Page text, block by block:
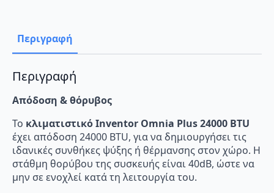
A++/A+++
με
Ιονιστή
WiFi
ποσότητα
Περιγραφή
Περιγραφή
Απόδοση & θόρυβος
Το κλιματιστικό Inventor Omnia Plus 24000 BTU
έχει απόδοση 24000 BTU, για να δημιουργήσει τις
ιδανικές συνθήκες ψύξης ή θέρμανσης στον χώρο. Η
στάθμη θορύβου της συσκευής είναι 40dB, ώστε να
μην σε ενοχλεί κατά τη λειτουργία του.